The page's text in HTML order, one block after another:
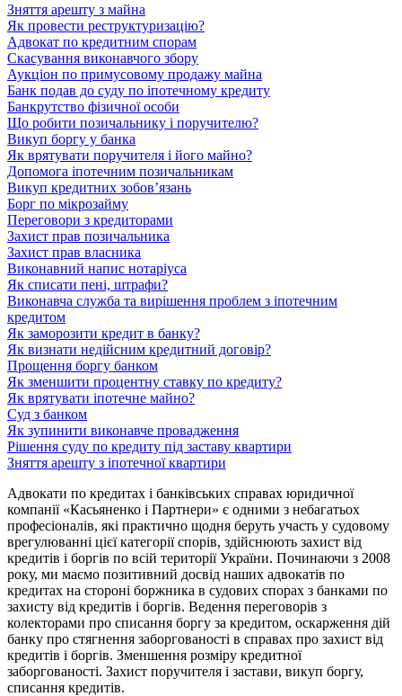
Зняття арешту з майна
Як провести реструктуризацію?
Адвокат по кредитним спорам
Скасування виконавчого збору
Аукціон по примусовому продажу майна
Банк подав до суду по іпотечному кредиту
Банкрутство фізичної особи
Що робити позичальнику і поручителю?
Викуп боргу у банка
Як врятувати поручителя і його майно?
Допомога іпотечним позичальникам
Викуп кредитних зобов’язань
Борг по мікрозайму
Переговори з кредиторами
Захист прав позичальника
Захист прав власника
Виконавний напис нотаріуса
Як списати пені, штрафи?
Виконавча служба та вирішення проблем з іпотечним
кредитом
Як заморозити кредит в банку?
Як визнати недійсним кредитний договір?
Прощення боргу банком
Як зменшити процентну ставку по кредиту?
Як врятувати іпотечне майно?
Суд з банком
Як зупинити виконавче провадження
Рішення суду по кредиту під заставу квартири
Зняття арешту з іпотечної квартири
Адвокати по кредитах і банківських справах юридичної
компанії «Касьяненко і Партнери» є одними з небагатьох
професіоналів, які практично щодня беруть участь у судовому
врегулюванні цієї категорії спорів, здійснюють захист від
кредитів і боргів по всій території України. Починаючи з 2008
року, ми маємо позитивний досвід наших адвокатів по
кредитах на стороні боржника в судових спорах з банками по
захисту від кредитів і боргів. Ведення переговорів з
колекторами про списання боргу за кредитом, оскарження дій
банку про стягнення заборгованості в справах про захист від
кредитів і боргів. Зменшення розміру кредитної
заборгованості. Захист поручителя і застави, викуп боргу,
списання кредитів.